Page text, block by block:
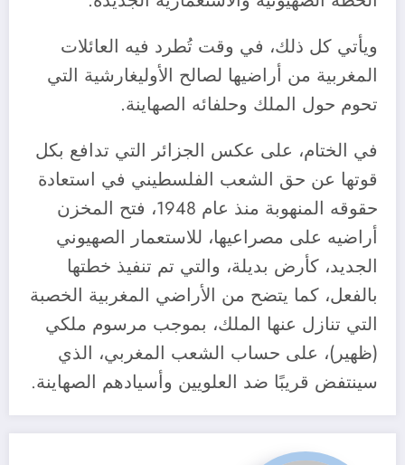
ويأتي كل ذلك، في وقت تُطرد فيه العائلات
المغربية من أراضيها لصالح الأوليغارشية التي
تحوم حول الملك وحلفائه الصهاينة.
في الختام، على عكس الجزائر التي تدافع بكل
قوتها عن حق الشعب الفلسطيني في استعادة
حقوقه المنهوبة منذ عام 1948، فتح المخزن
أراضيه على مصراعيها، للاستعمار الصهيوني
الجديد، كأرض بديلة، والتي تم تنفيذ خطتها
بالفعل، كما يتضح من الأراضي المغربية الخصبة
التي تنازل عنها الملك، بموجب مرسوم ملكي
(ظهير)، على حساب الشعب المغربي، الذي
سينتفض قريبًا ضد العلويين وأسيادهم الصهاينة.